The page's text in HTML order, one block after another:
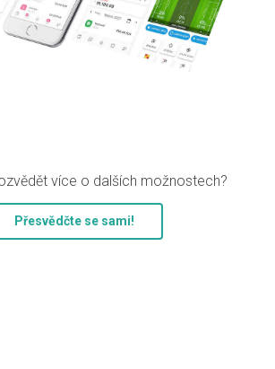
více o dalších možnostech?
Přesvědčte se sami!